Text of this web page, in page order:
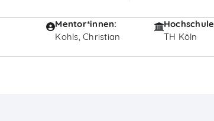
Mentor*innen:
Kohls, Christian
TH Köln